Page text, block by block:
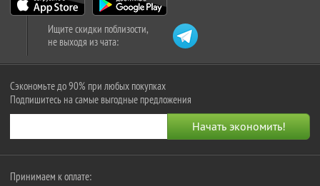
Ищите скидки поблизости,
не выходя из чата:
Сэкономьте до 90% при любых покупках
Подпишитесь на самые выгодные предложения
Принимаем к оплате: